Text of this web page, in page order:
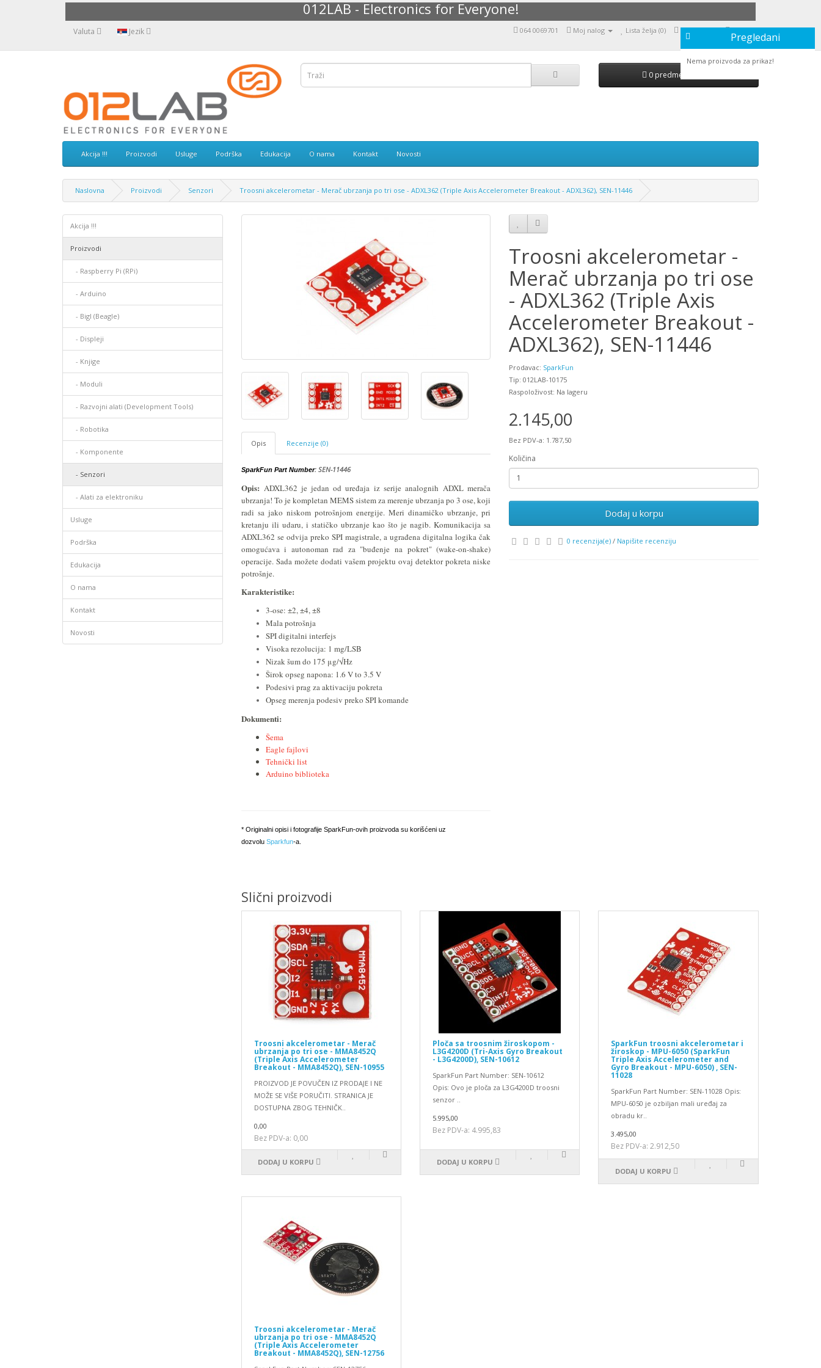
012LAB - Electronics for Everyone!
Valuta Jezik 064 0069701 Moj nalog Lista želja (0) Moja korpa Naruči
0 predmet(a) - 0,00
Akcija !!! Proizvodi Usluge Podrška Edukacija O nama Kontakt Novosti
Naslovna Proizvodi Senzori Troosni akcelerometar - Merač ubrzanja po tri ose - ADXL362 (Triple Axis Accelerometer Breakout - ADXL362), SEN-11446
Akcija !!!
Proizvodi
- Raspberry Pi (RPi)
- Arduino
- Bigl (Beagle)
- Displеji
- Knjige
- Moduli
- Razvojni alati (Development Tools)
- Robotika
- Komponente
- Senzori
- Alati za elektroniku
Usluge
Podrška
Edukacija
O nama
Kontakt
Novosti
Pregledani
Nema proizvoda za prikaz!
Opis Recenzije (0)
SparkFun Part Number: SEN-11446
Opis: ADXL362 je jedan od uređaja iz serije analognihADXL merača
ubrzanja! To je kompletan MEMS sistem za merenje ubrzanja po 3 ose, koji
radi sa jako niskom potrošnjom energije. Meri dinamičko ubrzanje, pri
kretanju ili udaru, i statičko ubrzanje kao što je nagib. Komunikacija sa
ADXL362 se odvija preko SPI magistrale, a ugrađena digitalna logika čak
omogućava i autonoman rad za "buđenje na pokret" (wake-on-shake)
operacije. Sada možete dodati vašem projektu ovaj detektor pokreta niske
potrošnje.
Karakteristike:
3-ose: ±2, ±4, ±8
Mala potrošnja
SPI digitalni interfejs
Visoka rezolucija: 1 mg/LSB
Nizak šum do 175 μg/√Hz
Širok opseg napona: 1.6 V to 3.5 V
Podesivi prag za aktivaciju pokreta
Opseg merenja podesiv preko SPI komande
Dokumenti:
Šema
Eagle fajlovi
Tehnički list
Arduino biblioteka
* Originalni opisi i fotografije SparkFun-ovih proizvoda su korišćeni uz
dozvolu Sparkfun-a.
Troosni akcelerometar -
Merač ubrzanja po tri ose
- ADXL362 (Triple Axis
Accelerometer Breakout -
ADXL362), SEN-11446
Prodavac: SparkFun
Tip: 012LAB-10175
Raspoloživost: Na lageru
2.145,00
Bez PDV-a: 1.787,50
Količina
Dodaj u korpu
0 recenzija(e) / Napišite recenziju
Slični proizvodi
Troosni akcelerometar - Merač
ubrzanja po tri ose - MMA8452Q
(Triple Axis Accelerometer
Breakout - MMA8452Q), SEN-10955
PROIZVOD JE POVUČEN IZ PRODAJE I NE
MOŽE SE VIŠE PORUČITI. STRANICA JE
DOSTUPNA ZBOG TEHNIČK..
0,00
Bez PDV-a: 0,00
DODAJ U KORPU
Ploča sa troosnim žiroskopom -
L3G4200D (Tri-Axis Gyro Breakout
- L3G4200D), SEN-10612
SparkFun Part Number: SEN-10612
Opis: Ovo je ploča za L3G4200D troosni
senzor ..
5.995,00
Bez PDV-a: 4.995,83
DODAJ U KORPU
SparkFun troosni akcelerometar i
žiroskop - MPU-6050 (SparkFun
Triple Axis Accelerometer and
Gyro Breakout - MPU-6050) , SEN-
11028
SparkFun Part Number: SEN-11028 Opis:
MPU-6050 je ozbiljan mali uređaj za
obradu kr..
3.495,00
Bez PDV-a: 2.912,50
DODAJ U KORPU
Troosni akcelerometar - Merač
ubrzanja po tri ose - MMA8452Q
(Triple Axis Accelerometer
Breakout - MMA8452Q), SEN-12756